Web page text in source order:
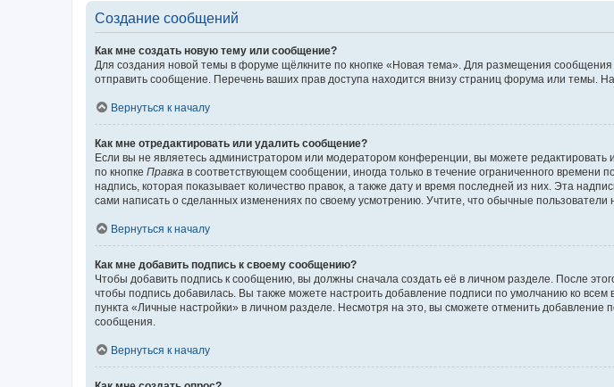
Создание сообщений
Как мне создать новую тему или сообщение?
Для создания новой темы в форуме щёлкните по кнопке «Новая тема». Для размещения
отправить сообщение. Перечень ваших прав доступа находится внизу страниц форума или
Вернуться к началу
Как мне отредактировать или удалить сообщение?
Если вы не являетесь администратором или модератором конференции, вы можете
по кнопке Правка в соответствующем сообщении, иногда только в течение ограниченного
надпись, которая показывает количество правок, а также дату и время последней из них. Эта
сами написать о сделанных изменениях по своему усмотрению. Учтите, что обычные пользователи
Вернуться к началу
Как мне добавить подпись к своему сообщению?
Чтобы добавить подпись к сообщению, вы должны сначала создать её в личном разделе. После
чтобы подпись добавилась. Вы также можете настроить добавление подписи по умолчанию ко
пункта «Личные настройки» в личном разделе. Несмотря на это, вы сможете отменить
сообщения.
Вернуться к началу